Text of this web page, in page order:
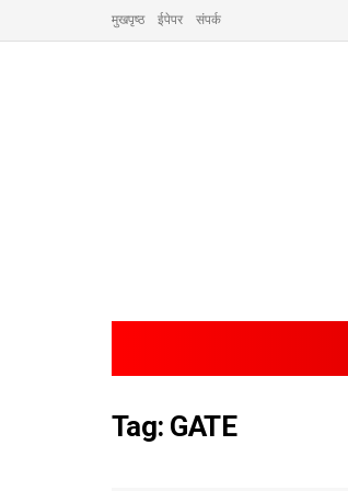
मुखपृष्ठ ईपेपर संपर्क
Tag: GATE